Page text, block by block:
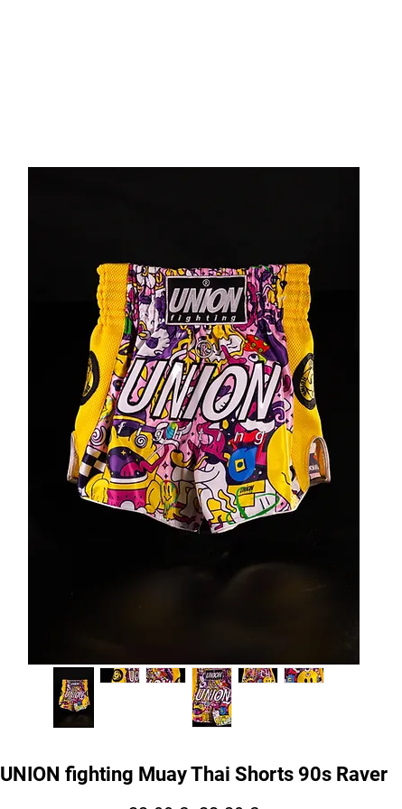
UNION fighting Muay Thai Shorts 90s Raver